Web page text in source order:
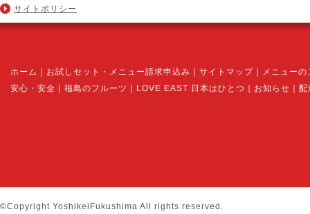
サイトポリシー
ホーム お試しセット・メニュー請求申込み サイトマップ
メニュー
安心・安全
福島のフルーツ LOVE EAST 日本はひとつ お知らせ 配
©Copyright YoshikeiFukushima All rights reserved.